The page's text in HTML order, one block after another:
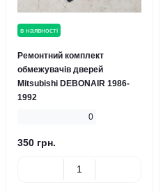
в наявності
Ремонтний комплект
обмежувачів дверей
Mitsubishi DEBONAIR 1986-
1992
0
350 грн.